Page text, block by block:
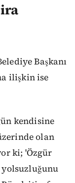
Başkanı
ilişkin ise
kendisine
olan
ki; 'Özgür
yolsuzluğunu